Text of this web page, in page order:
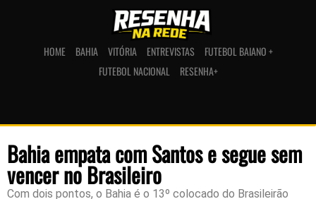
HOME BAHIA VITÓRIA ENTREVISTAS
FUTEBOL BAIANO +
FUTEBOL NACIONAL
RESENHA+
Bahia empata com Santos e segue sem
vencer no Brasileiro
Com dois pontos, o Bahia é o 13º colocado do Brasileirão